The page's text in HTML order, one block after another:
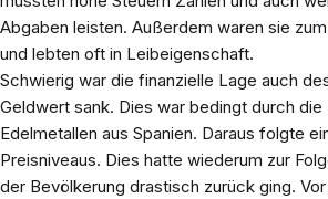
Abgaben leisten. Außerdem waren sie zum
und lebten oft in Leibeigenschaft.
Schwierig war die finanzielle Lage auch
Geldwert sank. Dies war bedingt durch die
Edelmetallen aus Spanien. Daraus folgte
Preisniveaus. Dies hatte wiederum zur
der Bevölkerung drastisch zurück ging. Vor